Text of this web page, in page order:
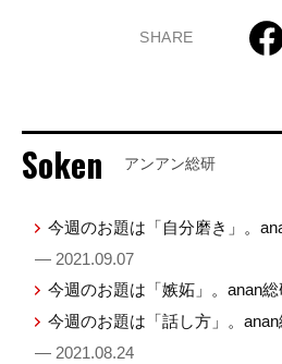
SHARE
Soken アンアン総研
今週のお題は「自分磨き」。
— 2021.09.07
今週のお題は「嫉妬」。anan
今週のお題は「話し方」。
— 2021.08.24